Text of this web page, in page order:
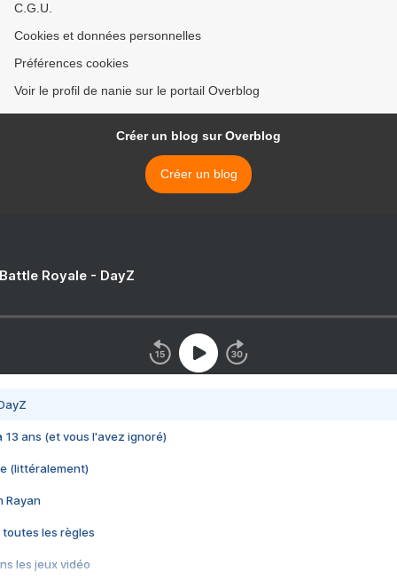
C.G.U.
Cookies et données personnelles
Préférences cookies
Voir le profil de nanie sur le portail Overblog
Créer un blog sur Overblog
Créer un blog
Royale - DayZ
13 ans (et vous l'avez ignoré)
(littéralement)
Rayan
toutes les règles
les jeux vidéo